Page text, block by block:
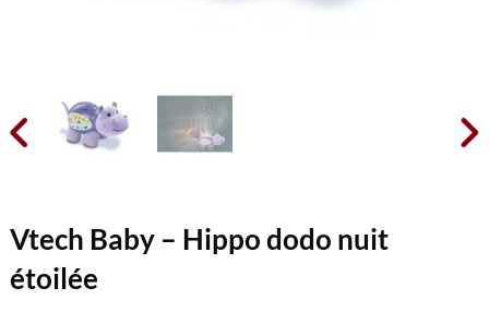
 
Vtech Baby – Hippo dodo nuit
étoilée